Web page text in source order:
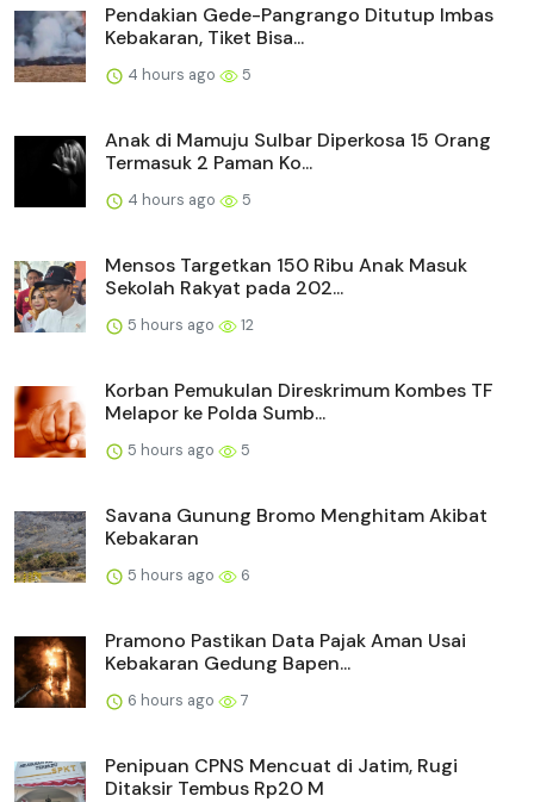
Pendakian Gede-Pangrango Ditutup Imbas
Kebakaran, Tiket Bisa...
4 hours ago 5
Anak di Mamuju Sulbar Diperkosa 15 Orang
Termasuk 2 Paman Ko...
4 hours ago 5
Mensos Targetkan 150 Ribu Anak Masuk
Sekolah Rakyat pada 202...
5 hours ago 12
Korban Pemukulan Direskrimum Kombes TF
Melapor ke Polda Sumb...
5 hours ago 5
Savana Gunung Bromo Menghitam Akibat
Kebakaran
5 hours ago 6
Pramono Pastikan Data Pajak Aman Usai
Kebakaran Gedung Bapen...
6 hours ago 7
Penipuan CPNS Mencuat di Jatim, Rugi
Ditaksir Tembus Rp20 M